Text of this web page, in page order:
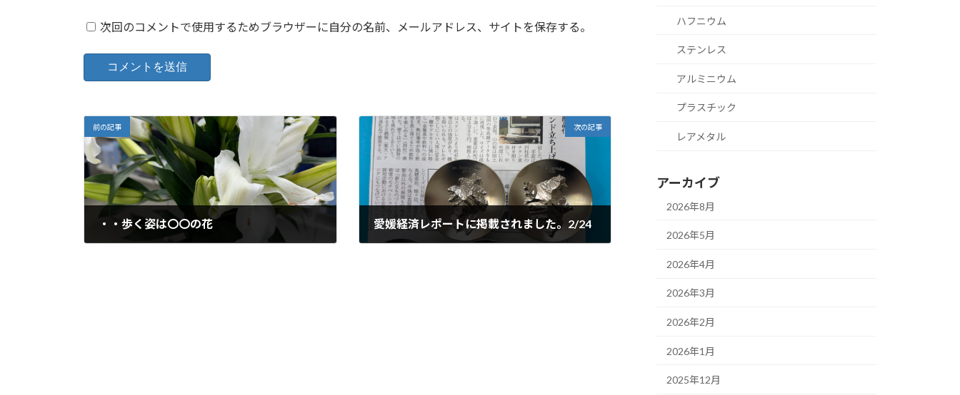
次回のコメントで使用するためブラウザーに自分の名前、メールアドレス、サイトを保存する。
前の記事
・・歩く姿は〇〇の花
次の記事
愛媛経済レポートに掲載されました。2/24
ハフニウム
ステンレス
アルミニウム
プラスチック
レアメタル
アーカイブ
2026年8月
2026年5月
2026年4月
2026年3月
2026年2月
2026年1月
2025年12月